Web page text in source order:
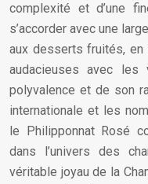
complexité et d’une
s’accorder avec une
aux desserts fruités,
audacieuses avec les
polyvalence et de son
internationale et les
le Philipponnat Rosé
dans l’univers des
véritable joyau de la